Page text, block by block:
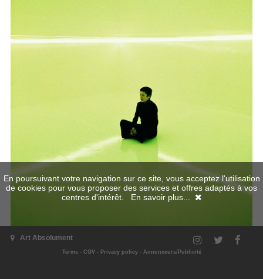
Art Absolument
Terms- CGV- Privacy policy- Annonceurs/Publicité
En poursuivant votre navigation sur ce site, vous acceptez l'utilisation
de cookies pour vous proposer des services et offres adaptés à vos
centres d'intérêt. En savoir plus...